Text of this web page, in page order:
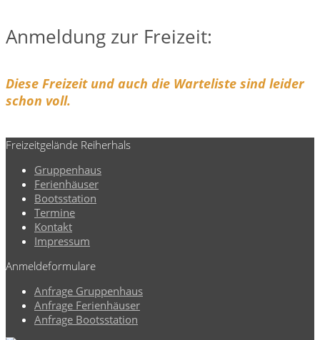
Anmeldung zur Freizeit:
Diese Freizeit und auch die Warteliste sind leider
schon voll.
Freizeitgelände Reiherhals
Gruppenhaus
Ferienhäuser
Bootsstation
Termine
Kontakt
Impressum
Anmeldeformulare
Anfrage Gruppenhaus
Anfrage Ferienhäuser
Anfrage Bootsstation